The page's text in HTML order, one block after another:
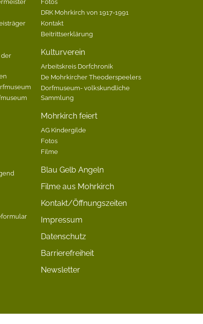
der
DRK Mohrkirch von 1917-1991
Kontakt
Beitrittserklärung
Kulturverein
Arbeitskreis Dorfchronik
De Mohrkircher Theoderspeelers
Dorfmuseum- volkskundliche
Sammlung
Mohrkirch feiert
AG Kindergilde
Fotos
Filme
Blau Gelb Angeln
Filme aus Mohrkirch
Kontakt/Öffnungszeiten
Impressum
Datenschutz
Barrierefreiheit
Newsletter